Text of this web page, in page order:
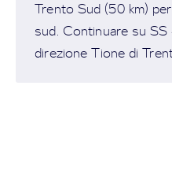
Trento Sud (50 km)
sud. Continuare su
direzione Tione di